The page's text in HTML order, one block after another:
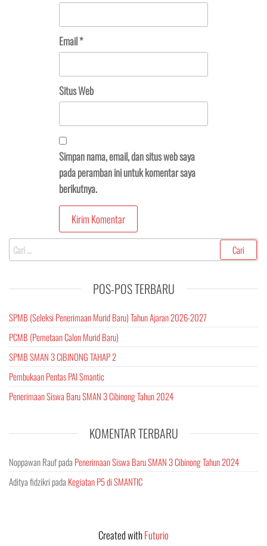
Email*
Situs Web
Simpan nama, email, dan situs web saya
pada peramban ini untuk komentar saya
berikutnya.
Cari
untuk:
POS-POS TERBARU
SPMB (Seleksi Penerimaan Murid Baru) Tahun Ajaran 2026-2027
PCMB (Pemetaan Calon Murid Baru)
SPMB SMAN 3 CIBINONG TAHAP 2
Pembukaan Pentas PAI Smantic
Penerimaan Siswa Baru SMAN 3 Cibinong Tahun 2024
KOMENTAR TERBARU
Noppawan Raufpada Penerimaan Siswa Baru SMAN 3 Cibinong Tahun 2024
Aditya fidzikripada Kegiatan P5 di SMANTIC
Created withFuturio